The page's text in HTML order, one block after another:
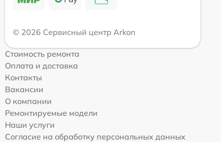
© 2026 Сервисный центр Arkon
Стоимость ремонта
Оплата и доставка
Контакты
Вакансии
О компании
Ремонтируемые модели
Наши услуги
Согласие на обработку персональных данных